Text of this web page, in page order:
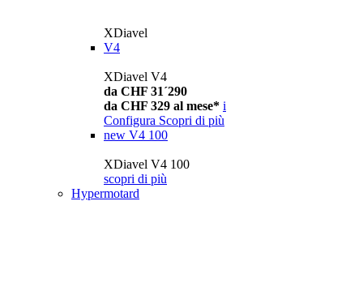
XDiavel
V4
XDiavel V4
da CHF 31´290
da CHF 329 al mese* i
Configura Scopri di più
new V4 100
XDiavel V4 100
scopri di più
Hypermotard